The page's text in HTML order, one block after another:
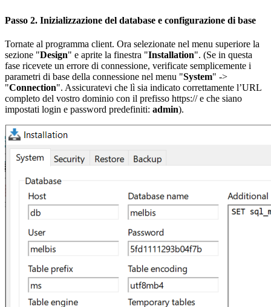
Passo 2. Inizializzazione del database e configurazione di base
Tornate al programma client. Ora selezionate nel menu superiore la
sezione "Design" e aprite la finestra "Installation". (Se in questa
fase ricevete un errore di connessione, verificate semplicemente i
parametri di base della connessione nel menu "System" ->
"Connection". Assicuratevi che lì sia indicato correttamente l’URL
completo del vostro dominio con il prefisso https:// e che siano
impostati login e password predefiniti: admin).